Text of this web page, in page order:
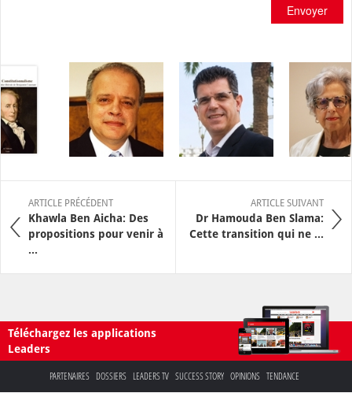
Envoyer
ARTICLE PRÉCÉDENT
Khawla Ben Aicha: Des
propositions pour venir à
...
ARTICLE SUIVANT
Dr Hamouda Ben Slama:
Cette transition qui ne ...
Téléchargez les applications
Leaders
PARTENAIRES DOSSIERS LEADERS TV SUCCESS STORY OPINIONS TENDANCE